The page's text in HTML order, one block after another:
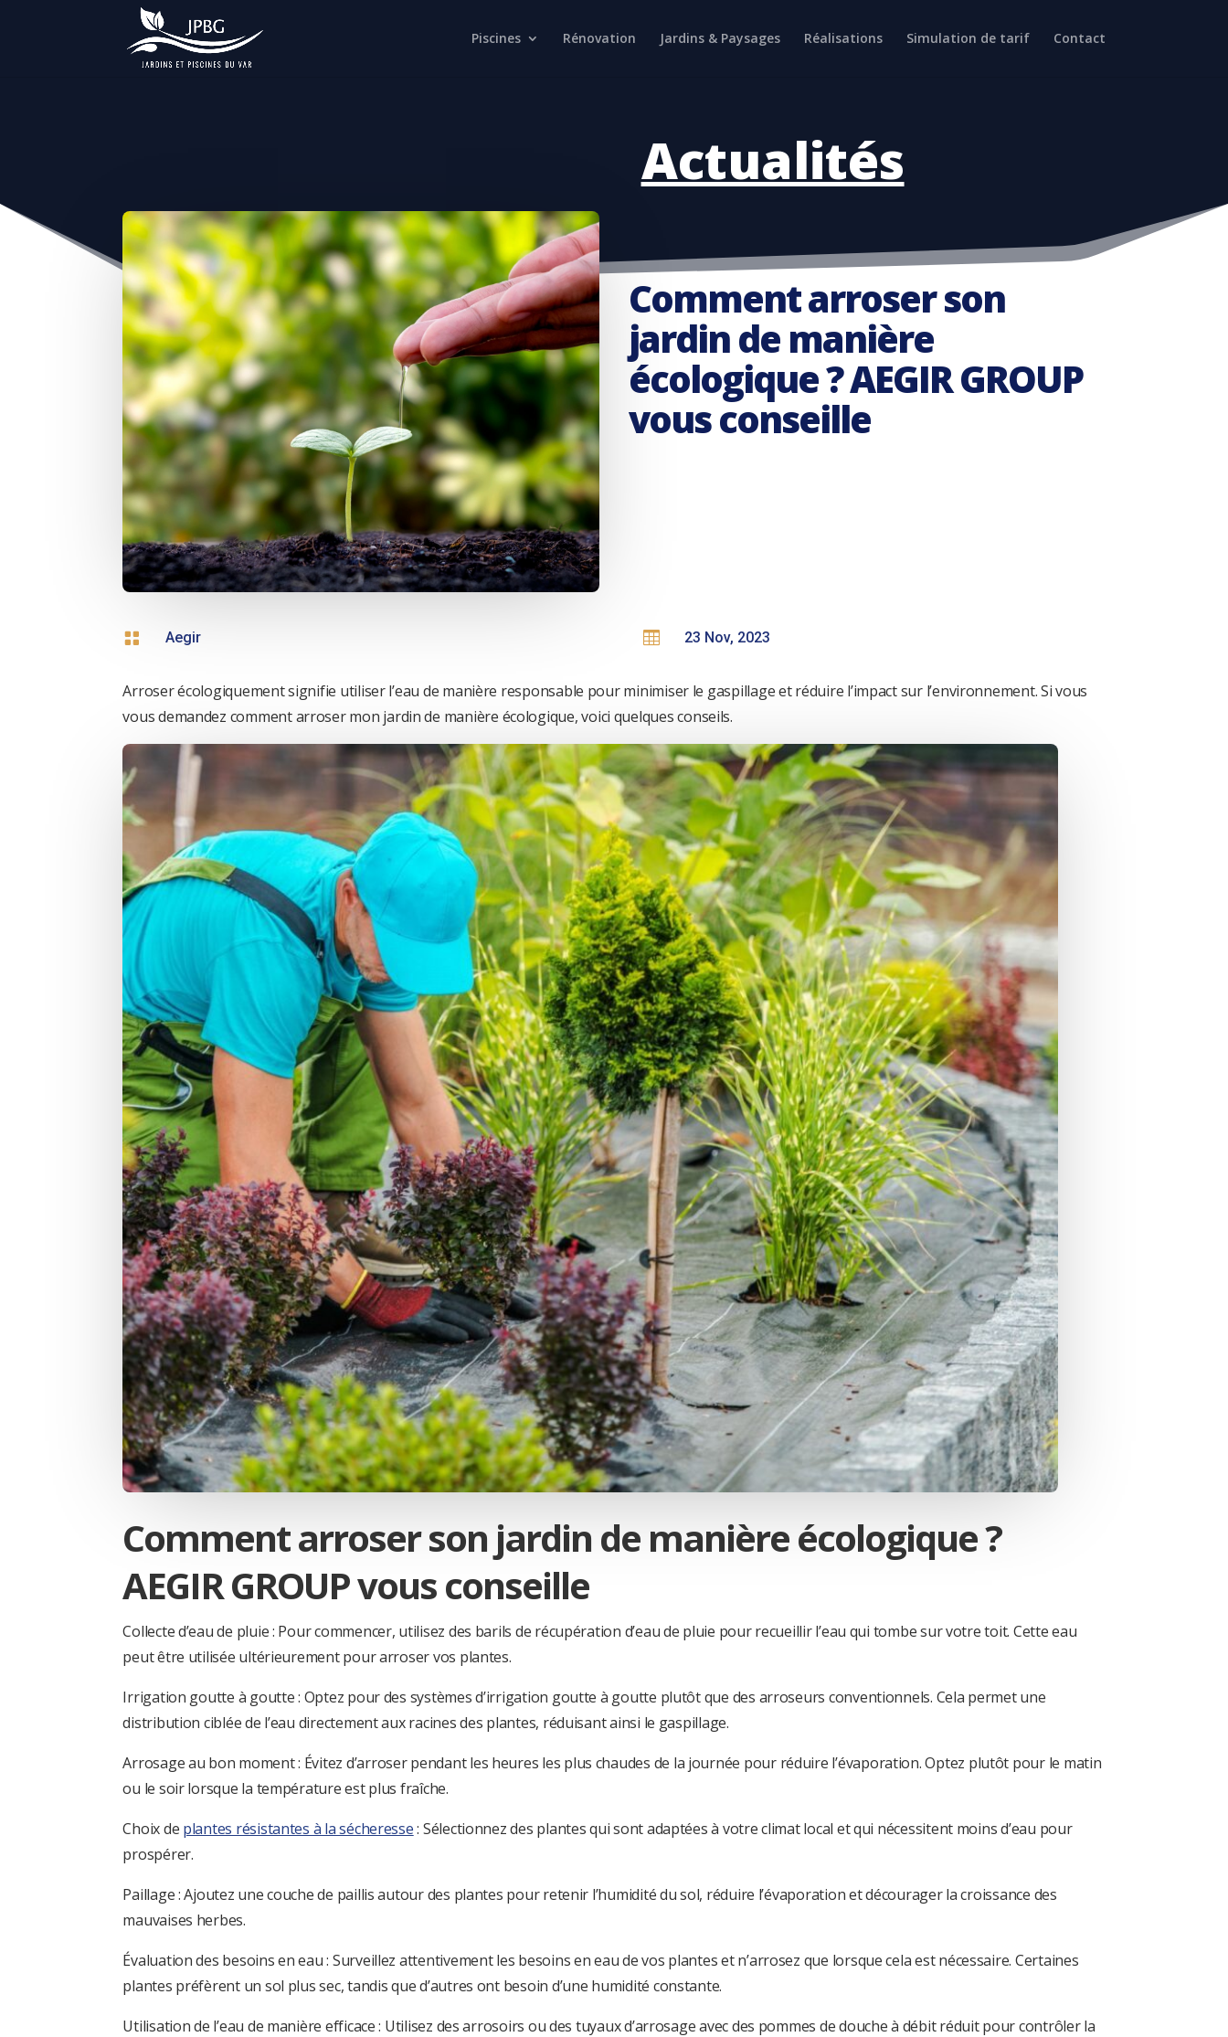
Piscines Rénovation Jardins & Paysages Réalisations Simulation de tarif Contact
Actualités
Comment arroser son
jardin de manière
écologique ? AEGIR GROUP
vous conseille
 Aegir  23 Nov, 2023
Arroser écologiquement signifie utiliser l’eau de manière responsable pour minimiser le gaspillage et réduire l’impact sur l’environnement. Si vous
vous demandez comment arroser mon jardin de manière écologique, voici quelques conseils.
Comment arroser son jardin de manière écologique ?
AEGIR GROUP vous conseille
Collecte d’eau de pluie : Pour commencer, utilisez des barils de récupération d’eau de pluie pour recueillir l’eau qui tombe sur votre toit. Cette eau
peut être utilisée ultérieurement pour arroser vos plantes.
Irrigation goutte à goutte : Optez pour des systèmes d’irrigation goutte à goutte plutôt que des arroseurs conventionnels. Cela permet une
distribution ciblée de l’eau directement aux racines des plantes, réduisant ainsi le gaspillage.
Arrosage au bon moment : Évitez d’arroser pendant les heures les plus chaudes de la journée pour réduire l’évaporation. Optez plutôt pour le matin
ou le soir lorsque la température est plus fraîche.
Choix de plantes résistantes à la sécheresse: Sélectionnez des plantes qui sont adaptées à votre climat local et qui nécessitent moins d’eau pour
prospérer.
Paillage : Ajoutez une couche de paillis autour des plantes pour retenir l’humidité du sol, réduire l’évaporation et décourager la croissance des
mauvaises herbes.
Évaluation des besoins en eau : Surveillez attentivement les besoins en eau de vos plantes et n’arrosez que lorsque cela est nécessaire. Certaines
plantes préfèrent un sol plus sec, tandis que d’autres ont besoin d’une humidité constante.
Utilisation de l’eau de manière efficace : Utilisez des arrosoirs ou des tuyaux d’arrosage avec des pommes de douche à débit réduit pour contrôler la